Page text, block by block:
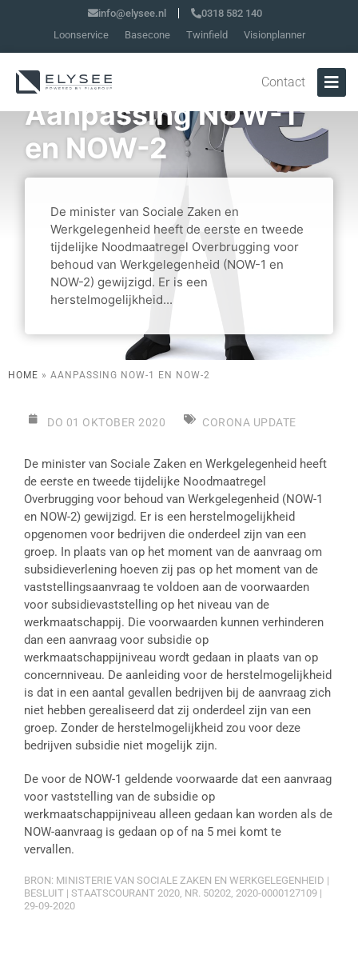
info@elysee.nl
0318 582 140
Loonservice
Basecone Twinfield Visionplanner
Contact
Aanpassing NOW-1
en NOW-2
De minister van Sociale Zaken en
Werkgelegenheid heeft de eerste en tweede
tijdelijke Noodmaatregel Overbrugging voor
behoud van Werkgelegenheid (NOW-1 en
NOW-2) gewijzigd. Er is een
herstelmogelijkheid...
HOME » AANPASSING NOW-1 EN NOW-2
DO 01 OKTOBER 2020 CORONA UPDATE
De minister van Sociale Zaken en Werkgelegenheid heeft
de eerste en tweede tijdelijke Noodmaatregel
Overbrugging voor behoud van Werkgelegenheid (NOW-1
en NOW-2) gewijzigd. Er is een herstelmogelijkheid
opgenomen voor bedrijven die onderdeel zijn van een
groep. In plaats van op het moment van de aanvraag om
subsidieverlening hoeven zij pas op het moment van de
vaststellingsaanvraag te voldoen aan de voorwaarden
voor subsidievaststelling op het niveau van de
werkmaatschappij. Die voorwaarden kunnen verhinderen
dan een aanvraag voor subsidie op
werkmaatschappijniveau wordt gedaan in plaats van op
concernniveau. De aanleiding voor de herstelmogelijkheid
is dat in een aantal gevallen bedrijven bij de aanvraag zich
niet hebben gerealiseerd dat zij onderdeel zijn van een
groep. Zonder de herstelmogelijkheid zou voor deze
bedrijven subsidie niet mogelijk zijn.
De voor de NOW-1 geldende voorwaarde dat een aanvraag
voor vaststelling van de subsidie op
werkmaatschappijniveau alleen gedaan kan worden als de
NOW-aanvraag is gedaan op of na 5 mei komt te
vervallen.
BRON: MINISTERIE VAN SOCIALE ZAKEN EN WERKGELEGENHEID |
BESLUIT | STAATSCOURANT 2020, NR. 50202, 2020-0000127109 |
29-09-2020